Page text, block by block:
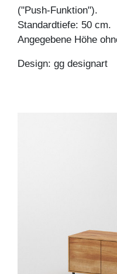
("Push-Funktion").
Standardtiefe: 50 cm.
Angegebene Höhe
Design: gg designart